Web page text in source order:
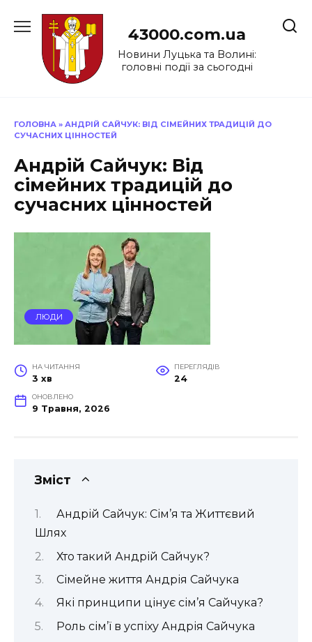
до
43000.com.ua
Новини Луцька та Волині:
головні події за сьогодні
ГОЛОВНА » АНДРІЙ САЙЧУК: ВІД СІМЕЙНИХ ТРАДИЦІЙ ДО
СУЧАСНИХ ЦІННОСТЕЙ
Андрій Сайчук: Від
сімейних традицій до
сучасних цінностей
ЛЮДИ
НА ЧИТАННЯ
3 хв
ПЕРЕГЛЯДІВ
24
ОНОВЛЕНО
9 Травня, 2026
Зміст
Андрій Сайчук: Сім’я та Життєвий
Шлях
Хто такий Андрій Сайчук?
Сімейне життя Андрія Сайчука
Які принципи цінує сім’я Сайчука?
Роль сім’ї в успіху Андрія Сайчука